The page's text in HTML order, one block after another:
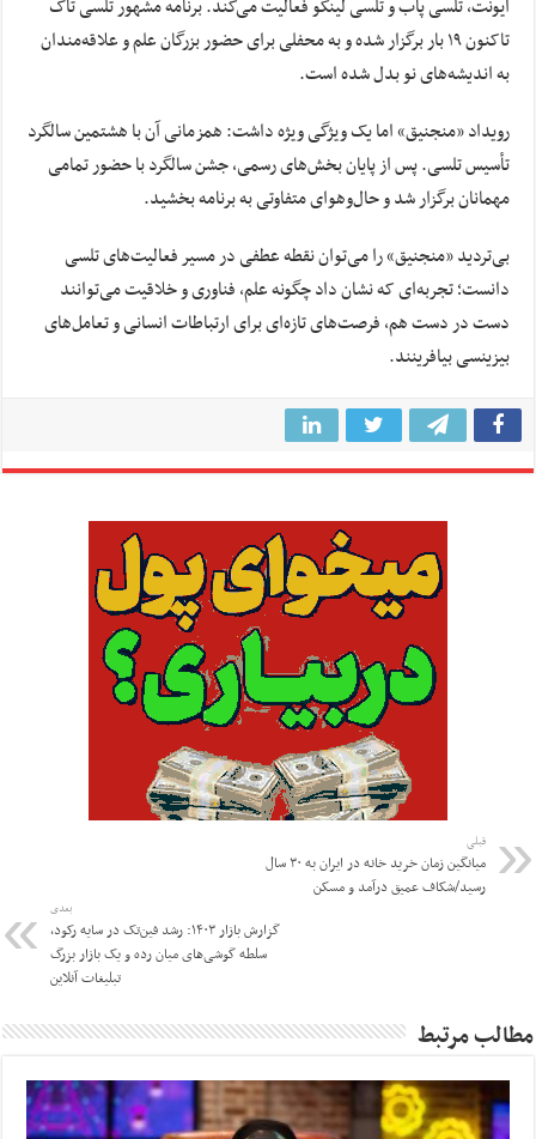
ایونت، تلسی پاب و تلسی لینگو فعالیت می‌کند. برنامه مشهور تلسی تاک
تاکنون ۱۹ بار برگزار شده و به محفلی برای حضور بزرگان علم و علاقه‌مندان
به اندیشه‌های نو بدل شده است.
رویداد «منجنیق» اما یک ویژگی ویژه داشت: همزمانی آن با هشتمین سالگرد
تأسیس تلسی. پس از پایان بخش‌های رسمی، جشن سالگرد با حضور تمامی
مهمانان برگزار شد و حال‌وهوای متفاوتی به برنامه بخشید.
بی‌تردید «منجنیق» را می‌توان نقطه عطفی در مسیر فعالیت‌های تلسی
دانست؛ تجربه‌ای که نشان داد چگونه علم، فناوری و خلاقیت می‌توانند
دست در دست هم، فرصت‌های تازه‌ای برای ارتباطات انسانی و تعامل‌های
بیزینسی بیافرینند.
قبلی
میانگین زمان خرید خانه در ایران به ۳۰ سال
رسید/شکاف عمیق درآمد و مسکن
بعدی
گزارش بازار ۱۴۰۳: رشد فین‌تک در سایه رکود،
سلطه گوشی‌های میان رده و یک بازار بزرگ
تبلیغات آنلاین
مطالب مرتبط